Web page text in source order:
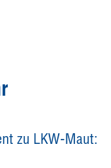
zu LKW-Maut: